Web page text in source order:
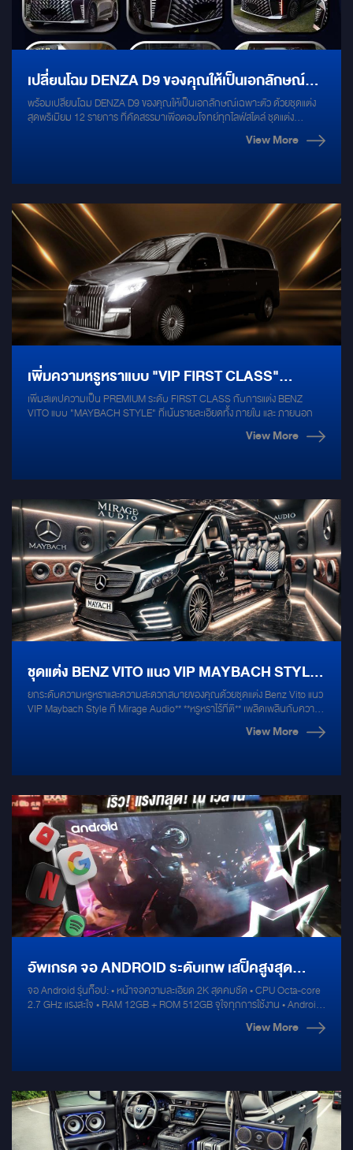
เปลี่ยนโฉม DENZA D9 ของคุณให้เป็นเอกลักษณ์
เฉพาะตัว ด้วยชุดแต่งสุดพรีเมียม 12 รายการ ที่คัด
พร้อมเปลี่ยนโฉม DENZA D9 ของคุณให้เป็นเอกลักษณ์เฉพาะตัว ด้วยชุดแต่ง
สุดพรีเมียม 12 รายการ ที่คัดสรรมาเพื่อตอบโจทย์ทุกไลฟ์สไตล์ ชุดแต่ง
EDITION STANDARD: สมดุลระหว่างความหรูหราและสปอร์ต LUXURY
Light: 2 ดีไซน์ให้เลือก เปลี่ยนโฉมหน้ารถให้ดูทันสมัย พื้นไม้ลามิเนต: เพิ่มความ
หรูหราภายในห้องโดยสาร จอเพดาน: สร้างบรรยากาศที่ผ่อนคลาย เพิ่มความ
สะดวกสบายในการเดินทาง สครัปเพลท: ป้องกันรอยขีดข่วน บ่งบอกความเป็น
เจ้าของ บันไดสไลด์ไฟฟ้า: ขึ้น-ลงสะดวกสบายยิ่งขึ้น ไฟส่องสว่างประตูท้าย: เพิ่ม
ความปลอดภัยและสะดวกในการใช้งาน ราง Slide ไฟฟ้า เบาะหลังแถว 3: เพิ่ม
พื้นที่เก็บสัมภาระ ทำไมต้องเลือกชุดแต่งของเรา: ออกแบบมาเฉพาะ: สำหรับ
DENZA D9 โดยเฉพาะ เข้ารูปพอดี วัสดุคุณภาพสูง: ทนทาน สวยงาม ติดตั้ง
ง่าย: โดยช่างผู้ชำนาญการ รับประกันคุณภาพ: มั่นใจได้ในทุกชิ้นงาน เปลี่ยนรถ
ของคุณให้เป็นเอกลักษณ์เฉพาะตัว ด้วยชุดแต่ง DENZA D9 ที่ตอบโจทย์ทุก
ความต้องการ
View More
เพิ่มความหรูหราแบบ "VIP FIRST CLASS"
MAYBACH STYLE 3 แบบ 3 สไตล์ ในรถ
เพิ่มสเตปความเป็น PREMIUM ระดับ FIRST CLASS กับการแต่ง BENZ
VITO แบบ "MAYBACH STYLE" ที่เน้นรายละเอียดทั้ง ภายใน และ ภายนอก
View More
ชุดแต่ง BENZ VITO แนว VIP MAYBACH STYLE
โดย MIRAGE AUDIO
ยกระดับความหรูหราและความสะดวกสบายของคุณด้วยชุดแต่ง Benz Vito แนว
VIP Maybach Style ที่ Mirage Audio** **หรูหราไร้ที่ติ** เพลิดเพลินกับความ
หรูหราที่เต็มเปี่ยมด้วยการออกแบบที่โดดเด่นและปราณีตของ Maybach Style
ที่เรานำมาสู่ Benz Vito ของคุณ ตั้งแต่การตกแต่งภายในที่ใช้วัสดุคุณภาพสูง
**ประสบการณ์การเดินทางระดับ VIP** การตกแต่งภายในได้รับการออกแบบ
เพื่อให้คุณสัมผัสประสบการณ์การเดินทางระดับ VIP ด้วยที่นั่งแบบ Captain
Seat ที่สามารถปรับเอนนอนได้อย่างสมบูรณ์แบบ พร้อมด้วยระบบนวด เพื่อให้
คุณรู้สึกผ่อนคลายตลอดการเดินทาง และจอ Moniter ควบคุมเพื่อสะดวกใน
การใช้งาน และ Function การปรับ Ambient light ภายในรถ รวมถึงระบบเบาะคู่
หน้า Slide ไฟฟ้าทำงานอัตโนมัติ **ระบบเครื่องเสียงที่เหนือชั้น** เพลิดเพลินกับ
เสียงเพลงโปรดของคุณด้วยระบบเครื่องเสียงระดับพรีเมียมจาก Mirage Audio
ที่เราได้ติดตั้งใน Benz Vito ของคุณ ด้วยลำโพงคุณภาพสูงและการปรับแต่งเสียง
ที่เป็นเอกลักษณ์ ทำให้คุณสัมผัสถึงคุณภาพเสียงที่ยอดเยี่ยมทุกครั้งที่ขับขี่
**เทคโนโลยีที่ทันสมัย** เพลิดเพลินกับเทคโนโลยีที่ทันสมัยด้วยหน้าจอสัมผัส
ขนาดใหญ่ อัพเกรดด้วยระบบ Apple TV หรือ การเล่นเกมส์ playstation 5 และ
ระบบความบันเทิงที่ครบครัน ไม่ว่าคุณจะเดินทางไกลหรือใกล้ ทุกการเดินทาง
ต้องการของคุณ** ที่ Mirage Audio เราเข้าใจว่าความต้องการของแต่ละคนไม่
เหมือนกัน ดังนั้นเราจึงมีบริการปรับแต่งรถตามความต้องการของคุณ ไม่ว่าจะ
เป็นการเลือกวัสดุ สี หรือฟังก์ชั่นต่างๆ ที่คุณต้องการ **พร้อมให้บริการคุณวัน
นี้** อย่ารอช้า ยกระดับการเดินทางของคุณด้วยชุดแต่ง Benz Vito แนว VIP
Maybach Style จาก Mirage Audio ติดต่อเราเพื่อรับคำปรึกษาและดูตัวอย่าง
View More
อัพเกรด จอ ANDROID ระดับเทพ เสป็คสูงสุด
RAM 12GB ROM 512GB + เครื่องเสียงรถยนต์
จอ Android รุ่นท็อป: • หน้าจอความละเอียด 2K สุดคมชัด • CPU Octa-core
2.7 GHz แรงสะใจ • RAM 12GB + ROM 512GB จุใจทุกการใช้งาน • Android
View More